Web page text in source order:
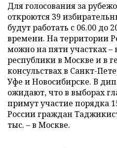
Для голосования за
откроются 39
будут работать с 06.00 до
времени. На территории
можно на пяти участках –
республики в Москве и в
консульствах в Санкт-
Уфе и Новосибирске. В
ожидают, что в выборах
примут участие порядка
России граждан
тыс. – в Москве.